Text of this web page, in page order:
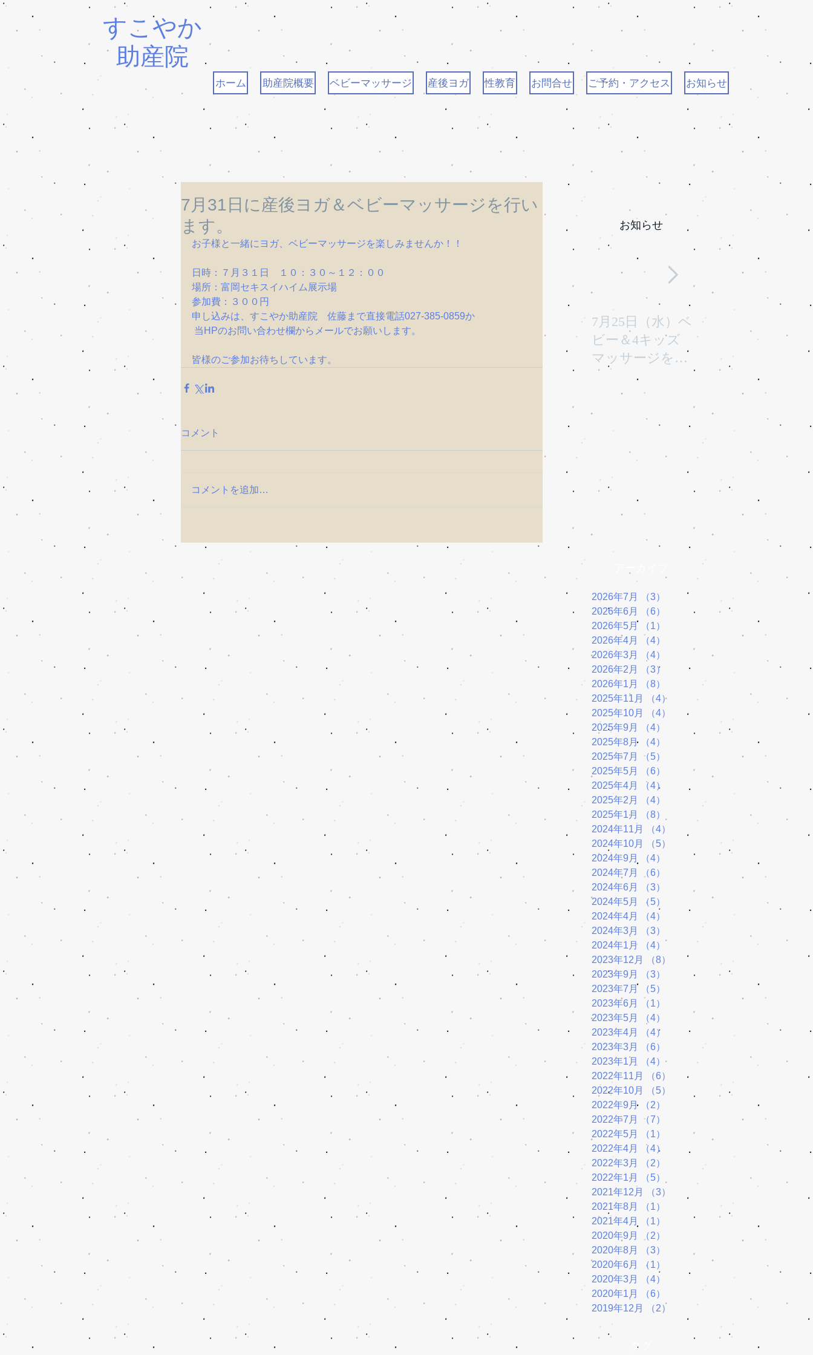
すこやか
助産院
ホーム 助産院概要 ベビーマッサージ 産後ヨガ 性教育 お問合せ ご予約・アクセス お知らせ
7月31日に産後ヨガ＆ベビーマッサージを行い
ます。
お子様と一緒にヨガ、ベビーマッサージを楽しみませんか！！
日時：７月３１日　１０：３０～１２：００
場所：富岡セキスイハイム展示場
参加費：３００円
申し込みは、すこやか助産院　佐藤まで直接電話027-385-0859か
当HPのお問い合わせ欄からメールでお願いします。
皆様のご参加お待ちしています。
コメント
コメントを追加…
お知らせ
7月25日（水）ベ
ビー＆4キッズ
マッサージを行
います。
平成29年7月30日
(日曜)に性教育
「大切なからだ
とこころ」と言
うテーマで行い
ます。
2026年7月 （3）
3件の記事
2026年6月
（6）
6件の記事
2026年5月
（1）
2026年4月
（4）
2026年3月
（4）
2026年2月
（3）
3件の記事
2026年1月
（8）
8件の記事
2025年11月
（4）
4件の記事
2025年10月
（4）
4件の記事
2025年9月
（4）
2025年8月
（4）
2025年7月
（5）
2025年5月
（6）
6件の記事
2025年4月
（4）
2025年2月
（4）
2025年1月
（8）
2024年11月
（4）
2024年10月
（5）
2024年9月
（4）
4件の記事
2024年7月
（6）
2024年6月
（3）
2024年5月
（5）
2024年4月
（4）
2024年3月
（3）
3件の記事
2024年1月
（4）
4件の記事
2023年12月
（8）
8件の記事
2023年9月
（3）
3件の記事
2023年7月
（5）
2023年6月
（1）
2023年5月
（4）
2023年4月
（4）
4件の記事
2023年3月
（6）
6件の記事
2023年1月
（4） 4件の記事
2022年11月
（6）
6件の記事
2022年10月
（5）
2022年9月
（2）
2022年7月
（7）
2022年5月
（1）
1件の記事
2022年4月
（4）
2022年3月
（2）
2022年1月
（5）
2021年12月
（3）
2021年8月
（1）
2021年4月
（1）
1件の記事
2020年9月
（2）
2020年8月
（3）
2020年6月
（1）
2020年3月
（4）
2020年1月
（6）
6件の記事
2019年12月
（2） 2件の記事
タグ